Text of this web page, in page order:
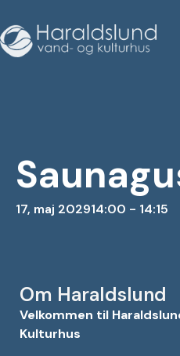
17, maj 202914:00 - 14:15
Om Haraldslund
Velkommen til
Kulturhus